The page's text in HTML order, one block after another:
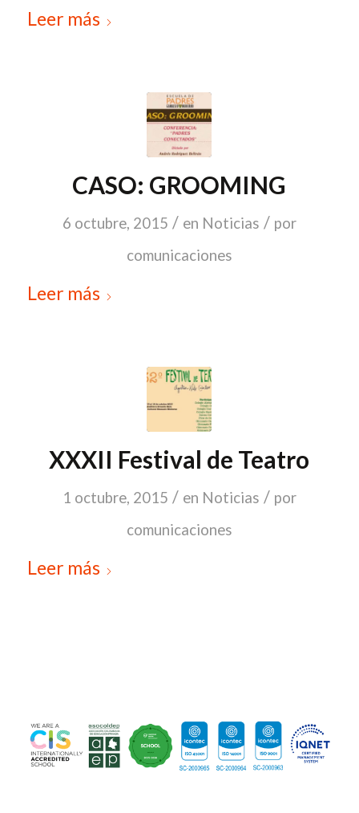
Leer más
CASO: GROOMING
6 octubre, 2015 / en Noticias / por
comunicaciones
Leer más
XXXII Festival de Teatro
1 octubre, 2015 / en Noticias / por
comunicaciones
Leer más